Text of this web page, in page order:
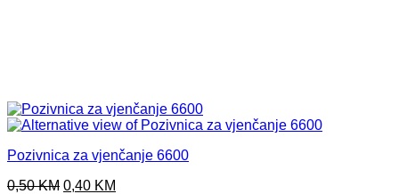
Pozivnica za vjenčanje 6600
0,50KM Original
0,40 KM